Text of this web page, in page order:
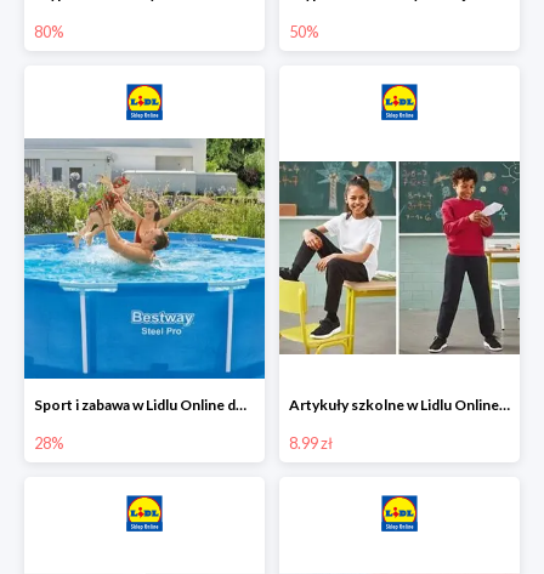
80% 50%
Sport i zabawa w Lidlu Online do -28%
28%
Artykuły szkolne w Lidlu Online od 8,99 zł
8.99 zł